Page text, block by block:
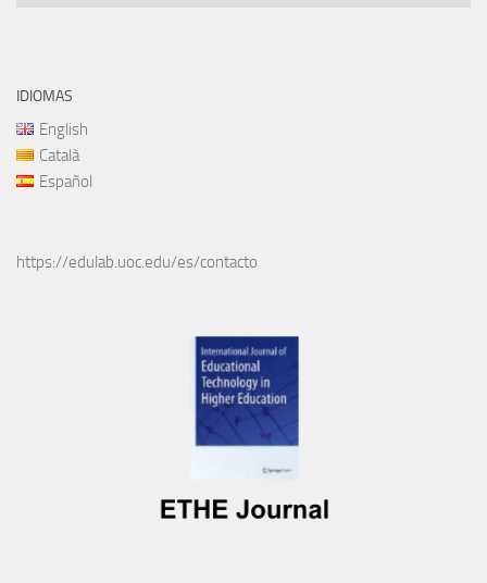
IDIOMAS
English
Català
Español
https://edulab.uoc.edu/es/contacto